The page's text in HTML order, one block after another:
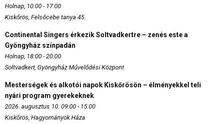
Holnap, 10:00 - 17:00
Kiskőrös, Felsőcebe tanya 45.
Continental Singers érkezik Soltvadkertre – zenés este a
Gyöngyház színpadán
Holnap, 18:00 - 20:00
Soltvadkert, Gyöngyház Művelődési Központ
Mesterségek és alkotói napok Kiskőrösön – élményekkel teli
nyári program gyerekeknek
2026. augusztus 10. 09:00 - 15:00
Kiskőrös, Hagyományok Háza